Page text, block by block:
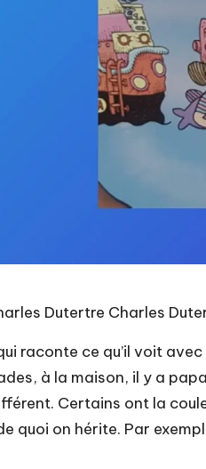
Dutertre Charles
raconte ce qu’il voit avec
à la maison, il y a
Certains ont la
quoi on hérite. Par